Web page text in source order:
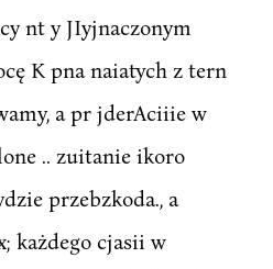
nt y JIyjnaczonym
K pna naiatych z tern
a pr jderAciiie w
.. zuitanie ikoro
przebzkoda., a
każdego cjasii w